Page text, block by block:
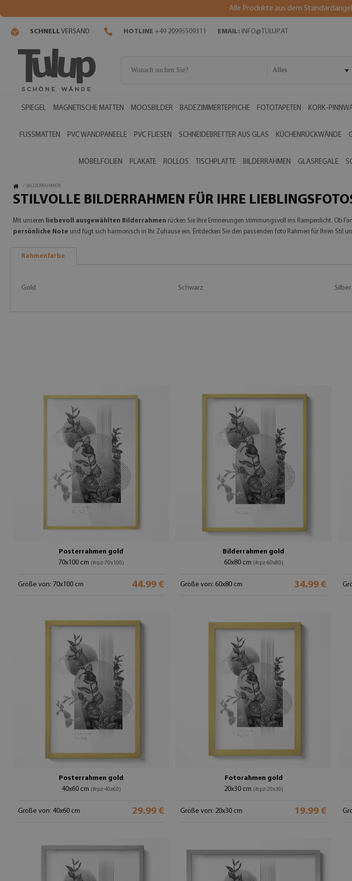
Alle Produkte aus dem
SCHNELL VERSAND HOTLINE +49 20995509311 EMAIL: INFO@TULUP.AT
Alles
SPIEGEL MAGNETISCHE MATTEN MOOSBILDER BADEZIMMERTEPPICHE FOTOTAPETEN KORK-
FUSSMATTEN PVC WANDPANEELE PVC FLIESEN SCHNEIDEBRETTER AUS GLAS KÜCHENRÜCKWÄNDE
MÖBELFOLIEN PLAKATE ROLLOS TISCHPLATTE BILDERRAHMEN GLASREGALE
/ BILDERRAHMEN
STILVOLLE BILDERRAHMEN FÜR IHRE
Mit unseren liebevoll ausgewählten Bilderrahmen rücken Sie Ihre Erinnerungen stimmungsvoll ins Rampenlicht. Ob
persönliche Note und fügt sich harmonisch in Ihr Zuhause ein. Entdecken Sie den passenden foto Rahmen für Ihren Stil
Rahmenfarbe
Gold Schwarz Silber
Posterrahmen gold
70x100 cm (#rpz-70x100)
Größe von: 70x100 cm 44.99 €
Bilderrahmen gold
60x80 cm (#rpz-60x80)
Größe von: 60x80 cm 34.99 €
Posterrahmen gold
40x60 cm (#rpz-40x60)
Größe von: 40x60 cm 29.99 €
Fotorahmen gold
20x30 cm (#rpz-20x30)
Größe von: 20x30 cm 19.99 €